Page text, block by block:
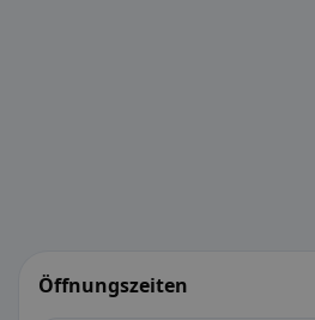
Öffnungszeiten